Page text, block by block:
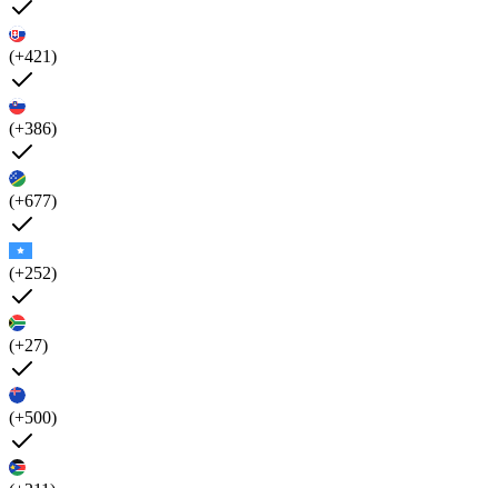
(+421)
(+386)
(+677)
(+252)
(+27)
(+500)